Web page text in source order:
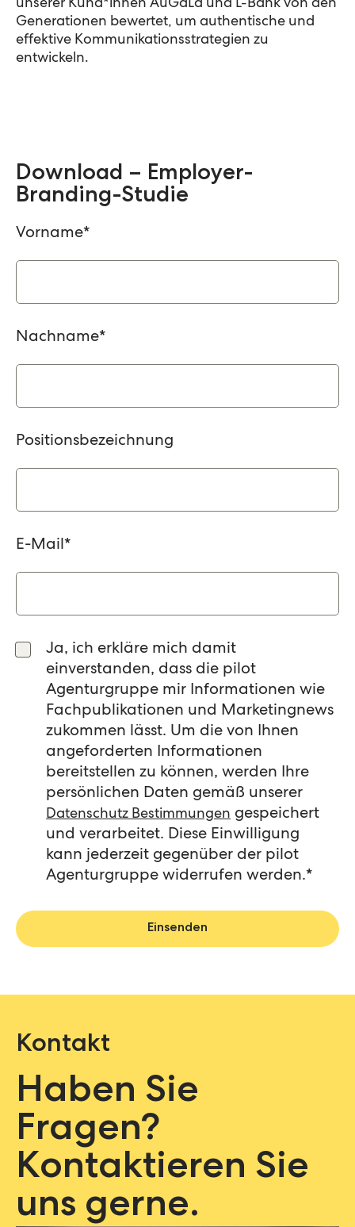
unserer Kund*innen AuGaLa und L-Bank von den
Generationen bewertet, um authentische und
effektive Kommunikationsstrategien zu
entwickeln.
Download – Employer-
Branding-Studie
Vorname*
Nachname*
Positionsbezeichnung
E-Mail*
Ja, ich erkläre mich damit
einverstanden, dass die pilot
Agenturgruppe mir Informationen wie
Fachpublikationen und Marketingnews
zukommen lässt. Um die von Ihnen
angeforderten Informationen
bereitstellen zu können, werden Ihre
persönlichen Daten gemäß unserer
Datenschutz Bestimmungen gespeichert
und verarbeitet. Diese Einwilligung
kann jederzeit gegenüber der pilot
Agenturgruppe widerrufen werden.*
Kontakt
Haben Sie
Fragen?
Kontaktieren Sie
uns gerne.